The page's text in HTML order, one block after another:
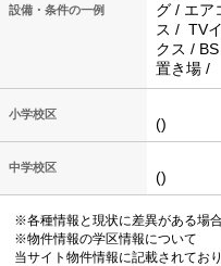
設備・条件の一例
グ / エア
ス / TV
クス /
置き場 /
小学校区
()
中学校区
()
※各種情報と現状に差異がある場
※物件情報の学区情報について
当サイト物件情報に記載されてお